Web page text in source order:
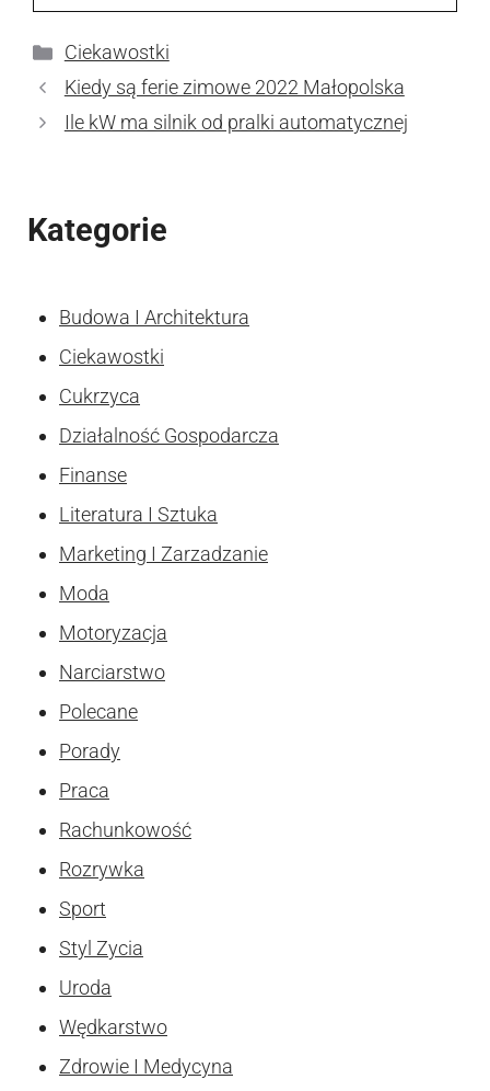
Kategorie
Ciekawostki
Kiedy są ferie zimowe 2022 Małopolska
Ile kW ma silnik od pralki automatycznej
Kategorie
Budowa I Architektura
Ciekawostki
Cukrzyca
Działalność Gospodarcza
Finanse
Literatura I Sztuka
Marketing I Zarzadzanie
Moda
Motoryzacja
Narciarstwo
Polecane
Porady
Praca
Rachunkowość
Rozrywka
Sport
Styl Zycia
Uroda
Wędkarstwo
Zdrowie I Medycyna